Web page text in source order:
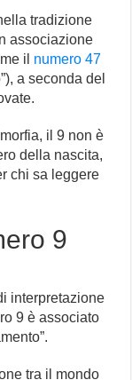
tradizione
associazione
il numero 47
a seconda del
il 9 non è
della nascita,
chi sa leggere
9
interpretazione
9 è associato
tra il mondo